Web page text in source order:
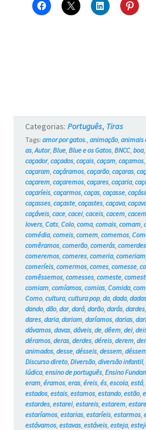
Categorias: Português, Tiras
Tags: amor por gatos. animação, animais
as, Autor, Blue, Blue e os Gatos, BNCC, boa,
caçador, caçados, caçais, caçam, caçamos,
caçaram, caçáramos, caçarão, caçaras,
caçarem, caçaremos, caçares, caçaria,
caçaríeis, caçarmos, caças, caçasse,
caçasses, caçaste, caçastes, caçava,
caçáveis, cace, cacei, caceis, cacem,
lovers, Cats, Colo, coma, comais, comam,
comédia, comeis, comem, comemos,
comêramos, comerão, comerás, comerdes,
comeremos, comeres, comeria, comeriam,
comeríeis, comermos, comes, comesse,
comêssemos, comesses, comeste,
comiam, comíamos, comias, Comida,
Como, cultura, cultura pop, da, dada, dadas
dando, dão, dar, dará, darão, darás, dardes,
dares, daria, dariam, daríamos, darias,
dávamos, davas, dáveis, de, dêem, dei,
déramos, deras, derdes, déreis, derem,
animados, desse, désseis, dessem,
Discurso direto, Diversão, diversão infantil,
lúdica, ensino de português, Ensino
eram, éramos, eras, éreis, és, escola, está,
estados, estais, estamos, estando, estão,
estardes, estarei, estareis, estarem,
estaríamos, estarias, estaríeis, estarmos,
estávamos, estavas, estáveis, esteja,